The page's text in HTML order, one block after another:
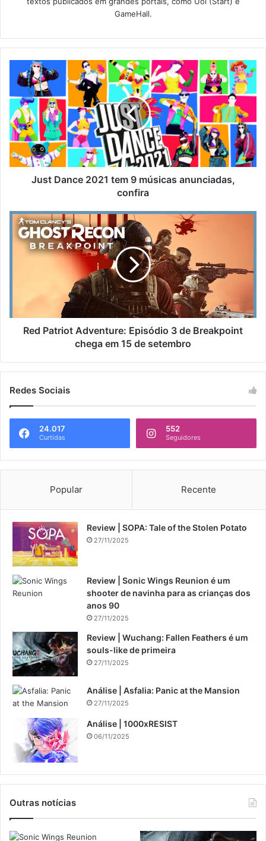
GameHall.
Just Dance 2021 tem 9 músicas anunciadas,
confira
Red Patriot Adventure: Episódio 3 de Breakpoint
chega em 15 de setembro
Redes Sociais
24.017
Curtidas
552
Seguidores
Popular Recente
Review | SOPA: Tale of the Stolen Potato
27/11/2025
Review | Sonic Wings Reunion é um
shooter de navinha para as crianças dos
anos 90
27/11/2025
Review | Wuchang: Fallen Feathers é um
souls-like de primeira
27/11/2025
Análise | Asfalia: Panic at the Mansion
27/11/2025
Análise | 1000xRESIST
06/11/2025
Outras notícias